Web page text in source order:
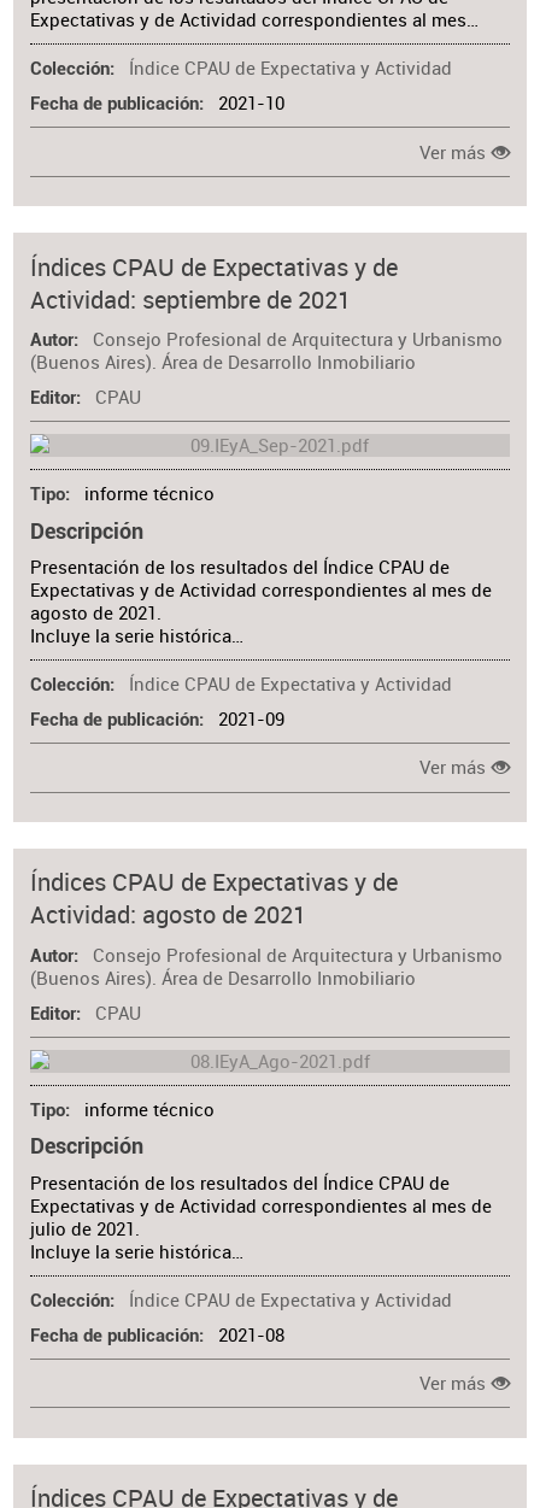
Expectativas y de Actividad correspondientes al mes…
Colección Índice CPAU de Expectativa y Actividad
Fecha de publicación 2021-10
Ver más
Índices CPAU de Expectativas y de
Actividad: septiembre de 2021
Autor
Consejo Profesional de Arquitectura y Urbanismo
(Buenos Aires). Área de Desarrollo Inmobiliario
Editor CPAU
Tipo informe técnico
Descripción
Presentación de los resultados del Índice CPAU de
Expectativas y de Actividad correspondientes al mes de
agosto de 2021.
Incluye la serie histórica…
Colección Índice CPAU de Expectativa y Actividad
Fecha de publicación 2021-09
Ver más
Índices CPAU de Expectativas y de
Actividad: agosto de 2021
Autor
Consejo Profesional de Arquitectura y Urbanismo
(Buenos Aires). Área de Desarrollo Inmobiliario
Editor CPAU
Tipo informe técnico
Descripción
Presentación de los resultados del Índice CPAU de
Expectativas y de Actividad correspondientes al mes de
julio de 2021.
Incluye la serie histórica…
Colección Índice CPAU de Expectativa y Actividad
Fecha de publicación 2021-08
Ver más
Índices CPAU de Expectativas y de